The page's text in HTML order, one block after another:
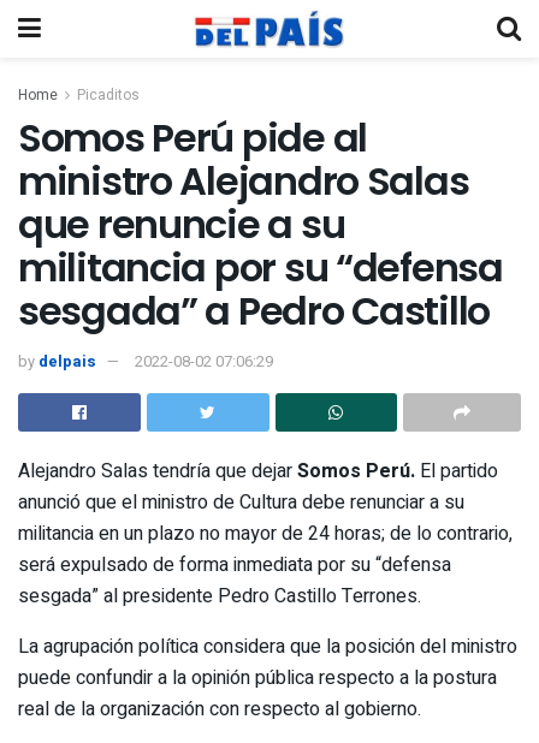
Home Picaditos
Somos Perú pide al
ministro Alejandro Salas
que renuncie a su
militancia por su “defensa
sesgada” a Pedro Castillo
by delpais 2022-08-02 07:06:29
Alejandro Salas tendría que dejarSomos Perú. El partido
anunció que el ministro de Cultura debe renunciar a su
militancia en un plazo no mayor de 24 horas; de lo contrario,
será expulsado de forma inmediata por su “defensa
sesgada” al presidente Pedro Castillo Terrones.
La agrupación política considera que la posición del ministro
puede confundir a la opinión pública respecto a la postura
real de la organización con respecto al gobierno.